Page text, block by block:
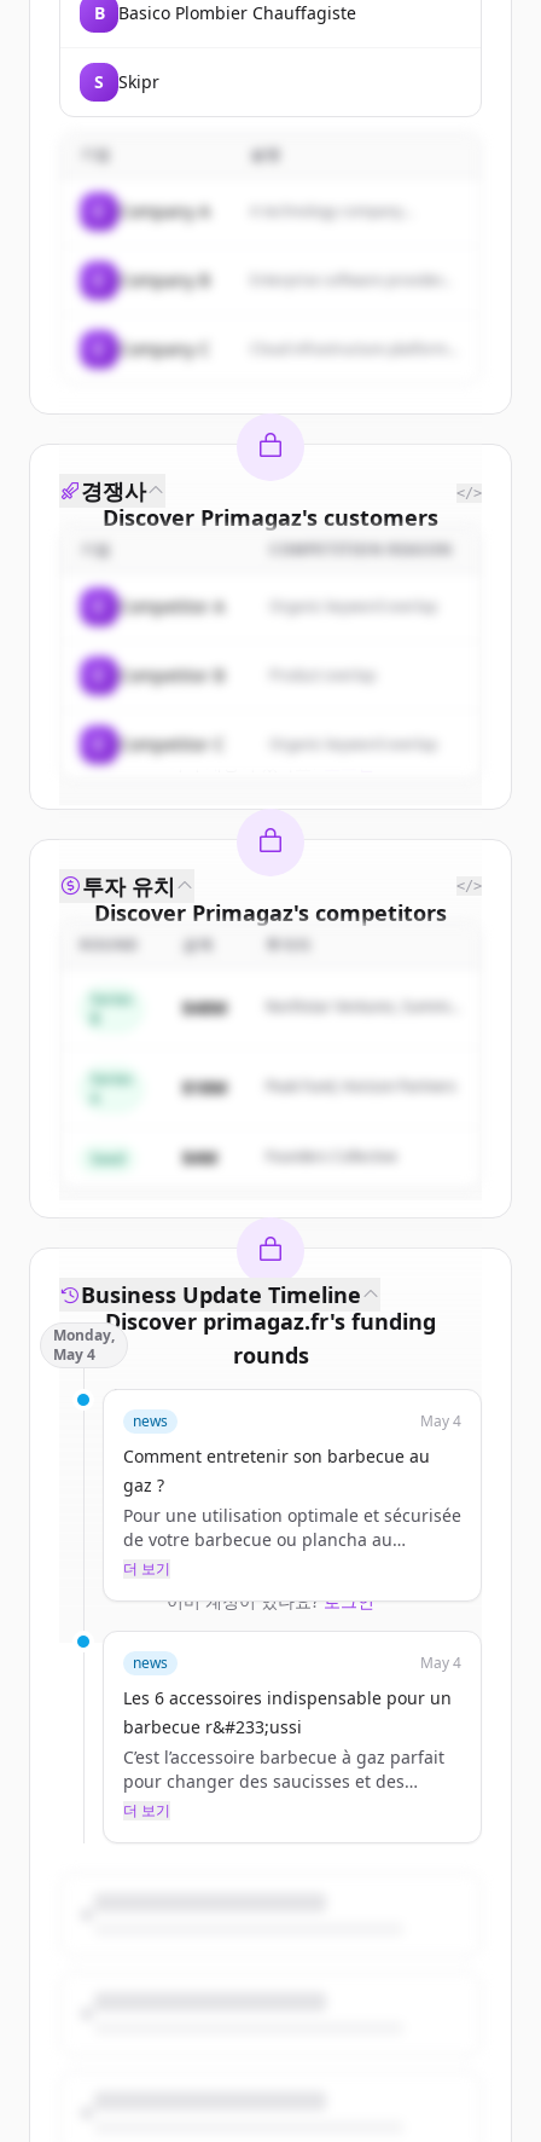
B Basico Plombier Chauffagiste
S Skipr
기업 설명
Company A A technology company...
Company B
Company C
Discover Primagaz's customers
Sign up for free to view allcustomers
New accounts include trial credits to
경쟁사 </>
기업 COMPETITION REASON
Competitor A Organic keyword overlap
Competitor B
Competitor C Organic keyword overlap
Discover Primagaz's competitors
Sign up for free to view all
New accounts include trial credits to
Create Free Account
이미 계정이 있나요? 로그인
투자 유치 </>
금액
Series
$48M
Northstar Ventures, Summit
Series
$18M Peak Fund, Horizon Partners
Seed $4M Founders Collective
Discover primagaz.fr's funding
rounds
Sign up for free to view allfunding
rounds
New accounts include trial credits to
Create Free Account
이미 계정이 있나요?로그인
Business Update Timeline
Monday,
May 4
news May 4
Comment entretenir son barbecue au
gaz ?
Pour une utilisation optimale et sécurisée
de votre barbecue ou plancha au
quotidien, l’entretien est primordial.
votre équipement : des gants, des
brosses pour grilles, un grattoir, une
éponge, des produits nettoyants.
bouteille de gaz au préalable.
Pour un barbecue, 3 parties sont
importantes à nettoyer :
Un entretien plus léger peut se faire
régulièrement, tout au long de l'été, à
더 보기
news May 4
Les 6 accessoires indispensable pour un
barbecue r&#233;ussi
C’est l’accessoire barbecue à gaz parfait
pour changer des saucisses et des
brochettes.
더 보기